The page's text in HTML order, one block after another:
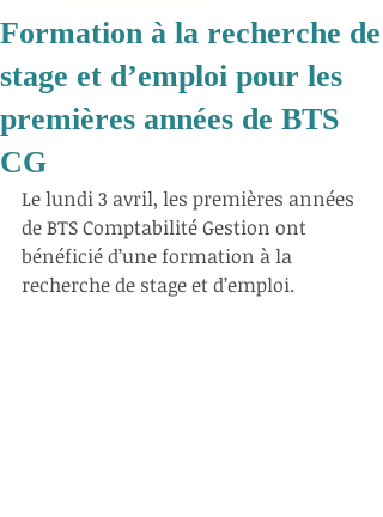
Formation à la recherche de
stage et d’emploi pour les
premières années de BTS
CG
Le lundi 3 avril, les premières années
de BTS Comptabilité Gestion ont
bénéficié d’une formation à la
recherche de stage et d’emploi.